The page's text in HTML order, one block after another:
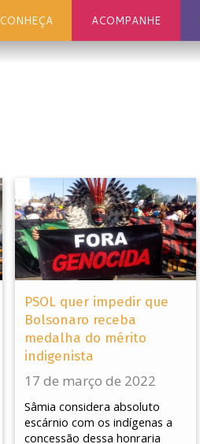
CONHEÇA ACOMPANHE
PSOL quer impedir que
Bolsonaro receba
medalha do mérito
indigenista
17 de março de 2022
Sâmia considera absoluto
escárnio com os indígenas a
concessão dessa honraria